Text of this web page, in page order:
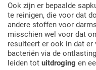
Ook zijn er bepaalde
te reinigen, die voor dat
andere stoffen voor
misschien wel voor dat
resulteert er ook in dat er
bacteriën via de
leiden tot uitdroging en